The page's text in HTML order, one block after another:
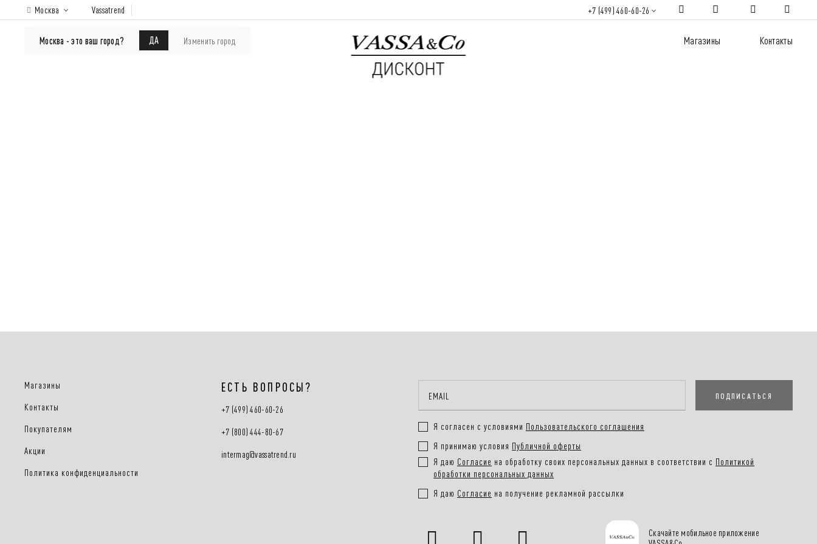
Москва
Москва - это ваш город? ДА Изменить город
Vassatrend +7 (499) 460-60-26
КАТАЛОГ Покупателям Магазины Контакты
Магазины
Контакты
Покупателям
Акции
Политика конфиденциальности
ЕСТЬ ВОПРОСЫ?
+7 (499) 460-60-26
+7 (800) 444-80-67
intermag@vassatrend.ru
ПОДПИСАТЬСЯ
Я согласен с условиями Пользовательского соглашения
Я принимаю условия Публичной оферты
Я даю Согласие на обработку своих персональных данных в соответствии с Политикой
обработки персональных данных
Я даю Согласие на получение рекламной рассылки
Скачайте мобильное приложение